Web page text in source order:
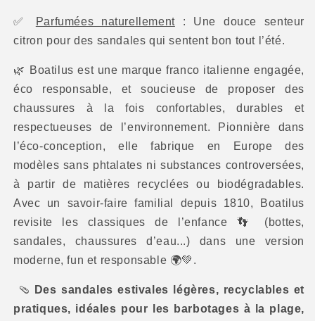
✅ Parfumées naturellement: Une douce senteur
citron pour des sandales qui sentent bon tout l’été.
🌿 Boatilus est une marque franco italienne engagée,
éco responsable, et soucieuse de proposer des
chaussures à la fois confortables, durables et
respectueuses de l’environnement. Pionnière dans
l’éco-conception, elle fabrique en Europe des
modèles sans phtalates ni substances controversées,
à partir de matières recyclées ou biodégradables.
Avec un savoir-faire familial depuis 1810, Boatilus
revisite les classiques de l’enfance👣
(bottes,
sandales, chaussures d’eau...) dans une version
moderne, fun et responsable 🌍💚 .
🩴
Des sandales estivales légères, recyclables et
pratiques, idéales pour les barbotages à la plage,